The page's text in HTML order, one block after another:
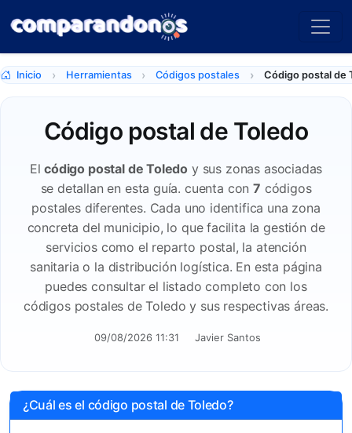
Inicio Herramientas Códigos postales Código postal de
Código postal de Toledo
Elcódigo postal de Toledo y sus zonas asociadas
se detallan en esta guía. cuenta con7 códigos
postales diferentes. Cada uno identifica una zona
concreta del municipio, lo que facilita la gestión de
servicios como el reparto postal, la atención
sanitaria o la distribución logística. En esta página
puedes consultar el listado completo con los
códigos postales de Toledo y sus respectivas áreas.
09/08/2026 11:31 Javier Santos
¿Cuál es el código postal de Toledo?